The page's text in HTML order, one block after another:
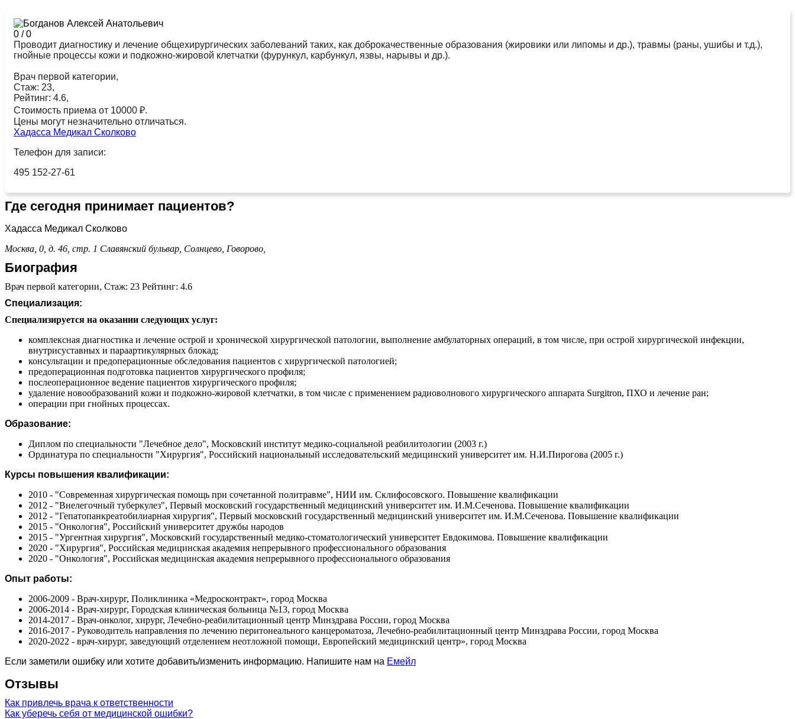
0 /0
Проводит диагностику и лечение общехирургических заболеваний таких, как доброкачественные образования (жировики или липомы и др.), травмы (раны, ушибы и т.д.),
гнойные процессы кожи и подкожно-жировой клетчатки (фурункул, карбункул, язвы, нарывы и др.).
Врач первой категории,
Стаж: 23,
Рейтинг: 4.6,
Стоимость приема от 10000 ₽.
Цены могут незначительно отличаться.
Хадасса Медикал Сколково
Телефон для записи:
495 152-27-61
Где сегодня принимает пациентов?
Хадасса Медикал Сколково
Москва, 0, д. 46, стр. 1 Славянский бульвар, Солнцево, Говорово,
Биография
Врач первой категории, Стаж: 23 Рейтинг: 4.6
Специализация:
Специализируется на оказании следующих услуг:
комплексная диагностика и лечение острой и хронической хирургической патологии, выполнение амбулаторных операций, в том числе, при острой хирургической инфекции,
внутрисуставных и параартикулярных блокад;
консультации и предоперационные обследования пациентов с хирургической патологией;
предоперационная подготовка пациентов хирургического профиля;
послеоперационное ведение пациентов хирургического профиля;
удаление новообразований кожи и подкожно-жировой клетчатки, в том числе с применением радиоволнового хирургического аппарата Surgitron, ПХО и лечение ран;
операции при гнойных процессах.
Образование:
Диплом по специальности "Лечебное дело", Московский институт медико-социальной реабилитологии (2003 г.)
Ординатура по специальности "Хирургия", Российский национальный исследовательский медицинский университет им. Н.И.Пирогова (2005 г.)
Курсы повышения квалификации:
2010 - "Современная хирургическая помощь при сочетанной политравме", НИИ им. Склифосовского. Повышение квалификации
2012 - "Внелегочный туберкулез", Первый московский государственный медицинский университет им. И.М.Сеченова. Повышение квалификации
2012 - "Гепатопанкреатобилиарная хирургия", Первый московский государственный медицинский университет им. И.М.Сеченова. Повышение квалификации
2015 - "Онкология", Российский университет дружбы народов
2015 - "Ургентная хирургия", Московский государственный медико-стоматологический университет Евдокимова. Повышение квалификации
2020 - "Хирургия", Российская медицинская академия непрерывного профессионального образования
2020 - "Онкология", Российская медицинская академия непрерывного профессионального образования
Опыт работы:
2006-2009 - Врач-хирург, Поликлиника «Медросконтракт», город Москва
2006-2014 - Врач-хирург, Городская клиническая больница №13, город Москва
2014-2017 - Врач-онколог, хирург, Лечебно-реабилитационный центр Минздрава России, город Москва
2016-2017 - Руководитель направления по лечению перитонеального канцероматоза, Лечебно-реабилитационный центр Минздрава России, город Москва
2020-2022 - врач-хирург, заведующий отделением неотложной помощи, Европейский медицинский центр», город Москва
Если заметили ошибку или хотите добавить/изменить информацию. Напишите нам на Емейл
Отзывы
Как привлечь врача к ответственности
Как уберечь себя от медицинской ошибки?